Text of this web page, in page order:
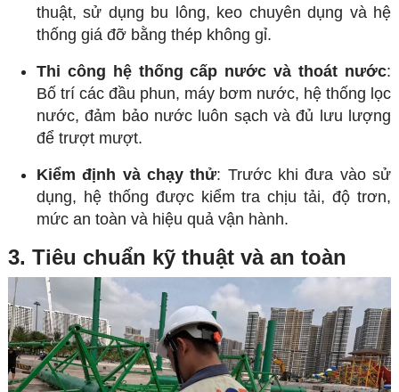
thuật, sử dụng bu lông, keo chuyên dụng và hệ
thống giá đỡ bằng thép không gỉ.
Thi công hệ thống cấp nước và thoát nước:
Bố trí các đầu phun, máy bơm nước, hệ thống lọc
nước, đảm bảo nước luôn sạch và đủ lưu lượng
để trượt mượt.
Kiểm định và chạy thử: Trước khi đưa vào sử
dụng, hệ thống được kiểm tra chịu tải, độ trơn,
mức an toàn và hiệu quả vận hành.
3. Tiêu chuẩn kỹ thuật và an toàn